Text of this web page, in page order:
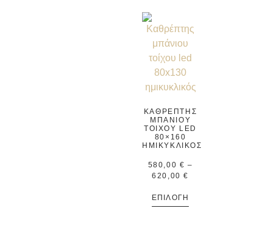
ΚΑΘΡΈΠΤΗΣ
ΜΠΆΝΙΟΥ
ΤΟΊΧΟΥ LED
80×160
ΗΜΙΚΥΚΛΙΚΌΣ
580,00 € –
620,00€
ΕΠΙΛΟΓΉ